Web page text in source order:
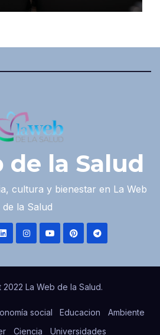
de la Salud
cultura y bienestar en La Web
de la Salud
La Web de la Salud.
social Educacion
Ambiente
Ciencia Universidades